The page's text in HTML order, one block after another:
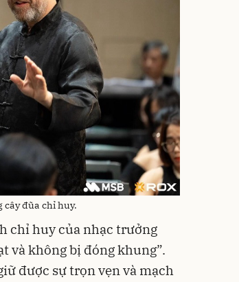
đũa chỉ huy.
chỉ huy của nhạc trưởng
và không bị đóng khung”.
được sự trọn vẹn và mạch